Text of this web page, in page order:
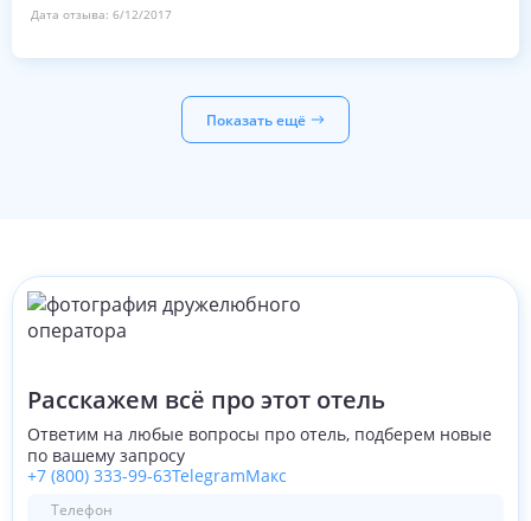
подают блюда из морепродуктов и барбекю. Примерно
главной дороге, где предлагается широкий выбор блюд.
Вердикт: рекомендуется
Likes: Экономичный, легкий для получения пищи,
Дата отзыва: 6/12/2017
Показать ещё
Расскажем всё про этот отель
Ответим на любые вопросы про отель, подберем новые
по вашему запросу
+7 (800) 333-99-63TelegramМакс
Телефон